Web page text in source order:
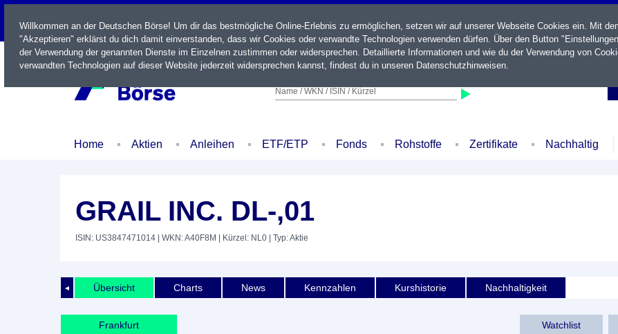
LIVE
Name / WKN / ISIN / Kürzel
Home Aktien Anleihen ETF/ETP Fonds Rohstoffe Zertifikate Nachhaltig
GRAIL INC. DL-,01
ISIN: US3847471014 | WKN: A40F8M | Kürzel: NL0 | Typ: Aktie
◄ Übersicht Charts News Kennzahlen Kurshistorie Nachhaltigkeit
Frankfurt Watchlist
Willkommen an der Deutschen Börse! Um dir das bestmögliche Online-Erlebnis zu ermöglichen, setzen wir auf unserer Webseite Cookies ein. Mit
"Akzeptieren" erklärst du dich damit einverstanden, dass wir Cookies oder verwandte Technologien verwenden dürfen. Über den Button
der Verwendung der genannten Dienste im Einzelnen zustimmen oder widersprechen. Detaillierte Informationen und wie du der Verwendung von
verwandten Technologien auf dieser Website jederzeit widersprechen kannst, findest du in unseren Datenschutzhinweisen.